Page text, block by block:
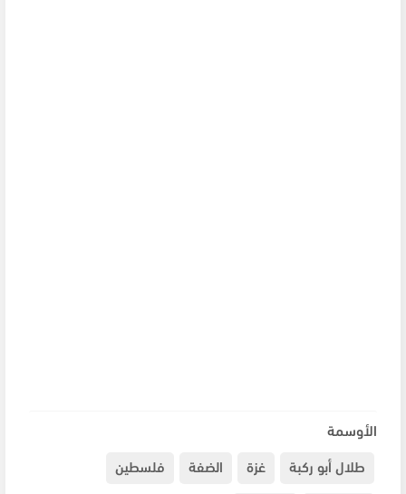
الأوسمة
طلال أبو ركبة
غزة الضفة
فلسطين